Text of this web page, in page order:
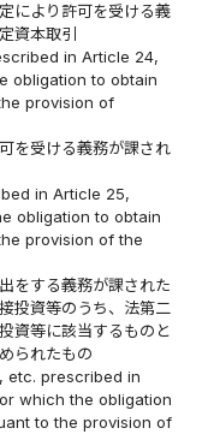
により許可を受ける義
資本取引
in Article 24,
obligation to obtain
provision of
を受ける義務が課され
in Article 25,
obligation to obtain
provision of the
をする義務が課された
投資等のうち、法第二
資等に該当するものと
られたもの
etc. prescribed in
which the obligation
to the provision of